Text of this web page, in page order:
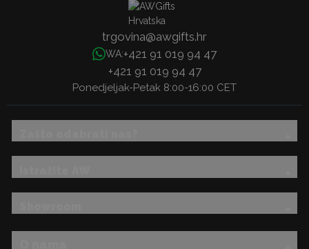
trgovina@awgifts.hr
WA:+421 91 019 94 47
+421 91 019 94 47
Ponedjeljak-Petak 8:00-16:00 CET